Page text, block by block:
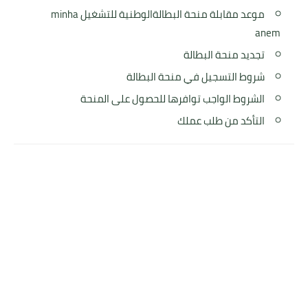
موعد مقابلة منحة البطالةالوطنية للتشغيل minha
anem
تجديد منحة البطالة
شروط التسجيل في منحة البطالة
الشروط الواجب توافرها للحصول على المنحة
التأكد من طلب عملك